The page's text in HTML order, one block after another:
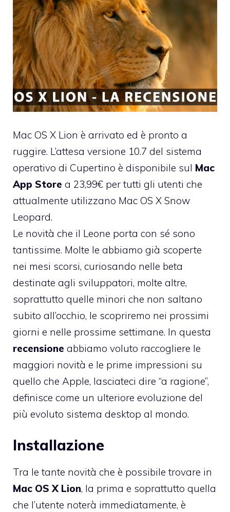
Mac OS X Lion è arrivato ed è pronto a
ruggire. L’attesa versione 10.7 del sistema
operativo di Cupertino è disponibile sul Mac
App Store a 23,99€ per tutti gli utenti che
attualmente utilizzano Mac OS X Snow
Leopard.
Le novità che il Leone porta con sé sono
tantissime. Molte le abbiamo già scoperte
nei mesi scorsi, curiosando nelle beta
destinate agli sviluppatori, molte altre,
soprattutto quelle minori che non saltano
subito all’occhio, le scopriremo nei prossimi
giorni e nelle prossime settimane. In questa
recensione abbiamo voluto raccogliere le
maggiori novità e le prime impressioni su
quello che Apple, lasciateci dire “a ragione”,
definisce come un ulteriore evoluzione del
più evoluto sistema desktop al mondo.
Installazione
Tra le tante novità che è possibile trovare in
Mac OS X Lion, la prima e soprattutto quella
che l’utente noterà immediatamente, è